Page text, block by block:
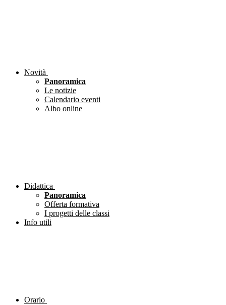
Novità
Panoramica
Le notizie
Calendario eventi
Albo online
Didattica
Panoramica
Offerta formativa
I progetti delle classi
Info utili
Orario